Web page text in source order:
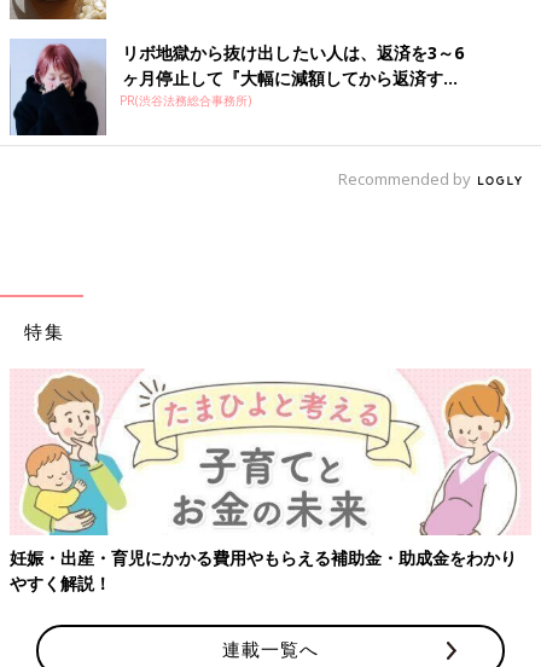
リボ地獄から抜け出したい人は、返済を3～6
ヶ月停止して『大幅に減額してから返済す...
PR(渋谷法務総合事務所)
Recommended by
特集
妊娠・出産・育児にかかる費用やもらえる補助金・助成金をわかり
やすく解説！
連載一覧へ